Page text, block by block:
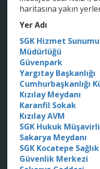
haritasına yakın
Yer Adı
SGK Hizmet
Müdürlüğü
Güvenpark
Yargıtay Başkanlığı
Cumhurbaşkanlığı
Kızılay Meydanı
Karanfil Sokak
Kızılay AVM
SGK Hukuk
Sakarya Meydanı
SGK Kocatepe
Güvenlik Merkezi